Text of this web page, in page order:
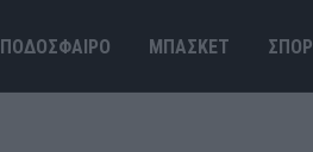
ΠΟΔΟΣΦΑΙΡΟ ΜΠΑΣΚΕΤ ΣΠΟΡ